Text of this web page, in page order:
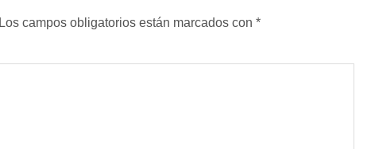
Los campos obligatorios están marcados con *